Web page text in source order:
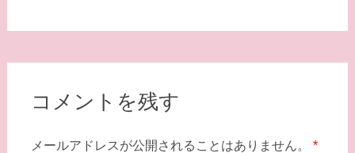
コメントを残す
メールアドレスが公開されることはありません。
*